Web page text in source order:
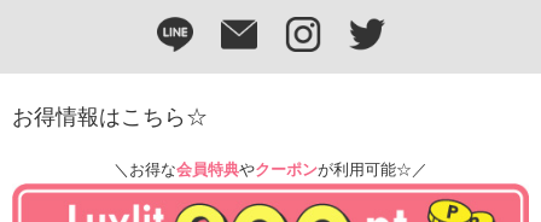
お得情報はこちら☆
＼お得な会員特典やクーポンが利用可能☆／